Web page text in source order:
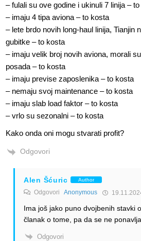
– fulali su ove godine i ukinuli 7 linija –
– imaju 4 tipa aviona – to kosta
– lete brdo novih long-haul linija, Tianjin
gubitke – to kosta
– imaju velik broj novih aviona, morali
posada – to kosta
– imaju previse zaposlenika – to kosta
– nemaju svoj maintenance – to kosta
– imaju slab load faktor – to kosta
– vrlo su sezonalni – to kosta
Kako onda oni mogu stvarati profit?
Odgovori
Alen Šćuric Author
Odgovori Anonymous
Ima još jako puno dvojbenih stavki
članak o tome, pa da se ne
Odgovori